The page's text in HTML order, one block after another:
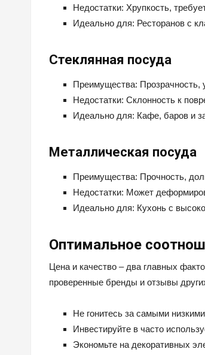
Недостатки: Хрупкость,
Идеально для: Ресторанов с
Стеклянная посуда
Преимущества: Прозрачность,
Недостатки: Склонность к
Идеально для: Кафе, баров и
Металлическая посуда
Преимущества: Прочность,
Недостатки: Может
Идеально для: Кухонь с
Оптимальное
Цена и качество – два главных
проверенные бренды и отзывы
Не гонитесь за самыми
Инвестируйте в часто
Экономьте на декоративных